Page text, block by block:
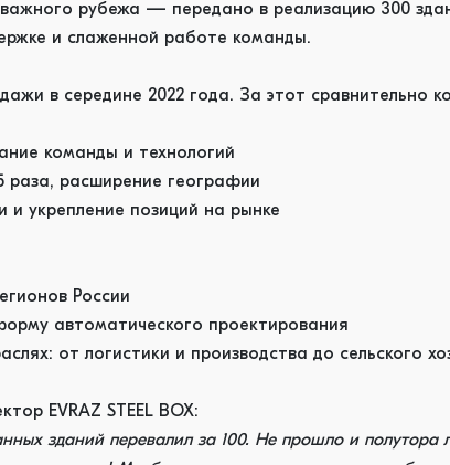
важного рубежа — передано в реализацию 300
и слаженной работе команды.
в середине 2022 года. За этот
команды и технологий
расширение географии
укрепление позиций на рынке
России
автоматического проектирования
от логистики и производства до сельского
EVRAZ STEEL BOX:
зданий перевалил за 100. Не прошло и